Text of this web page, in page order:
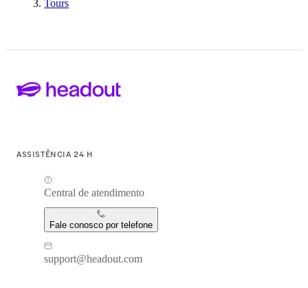
Tours
ASSISTÊNCIA 24 H
Central de atendimento
Fale conosco por telefone
support@headout.com